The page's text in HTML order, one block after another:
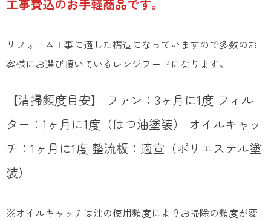
工事費込のお手軽商品です。
リフォーム工事に適した構造になっていますので多数のお
客様にお選び頂いているレンジフードになります。
【清掃頻度目安】 ファン：3ヶ月に1度 フィル
ター：1ヶ月に1度（はつ油塗装） オイルキャッ
チ：1ヶ月に1度 整流板：適宣（ポリエステル塗
装）
※オイルキャッチは油の使用頻度によりお掃除の頻度が変